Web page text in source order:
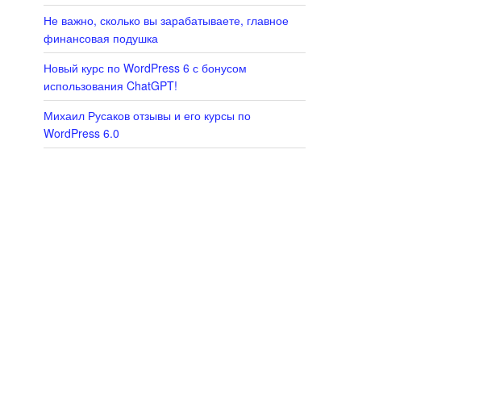
Не важно, сколько вы зарабатываете, главное
финансовая подушка
Новый курс по WordPress 6 с бонусом
использования ChatGPT!
Михаил Русаков отзывы и его курсы по
WordPress 6.0